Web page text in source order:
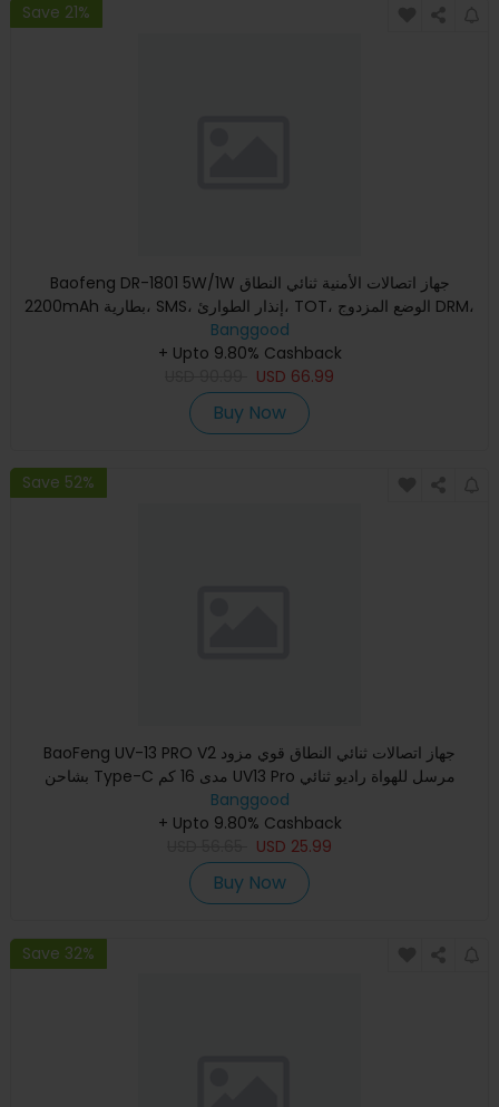
Save 21%
Baofeng DR-1801 5W/1W جهاز اتصالات الأمنية ثنائي النطاق
2200mAh بطارية، SMS، إنذار الطوارئ، TOT، الوضع المزدوج DRM،
رادي
Banggood
+ Upto 9.80% Cashback
USD 66.99
Buy Now
Save 52%
BaoFeng UV-13 PRO V2 جهاز اتصالات ثنائي النطاق قوي مزود
بشاحن Type-C مدى 16 كم UV13 Pro مرسل للهواة راديو ثنائي
الاتجاه
Banggood
+ Upto 9.80% Cashback
USD 25.99
Buy Now
Save 32%